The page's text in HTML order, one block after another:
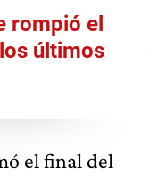
rompió el
últimos
el final del